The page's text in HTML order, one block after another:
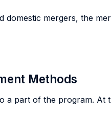
domestic mergers, the
Methods
a part of the program.